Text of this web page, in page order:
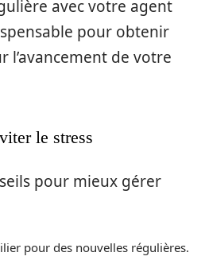
avec votre agent
pour obtenir
l’avancement de votre
le stress
pour mieux gérer
pour des nouvelles régulières.